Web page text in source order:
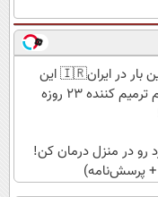
برای اولین بار در ایران🇮🇷 این
دکتر کرم ترمیم کننده 23 روزه
رو در منزل درمان کن!
پرسش‌نامه)